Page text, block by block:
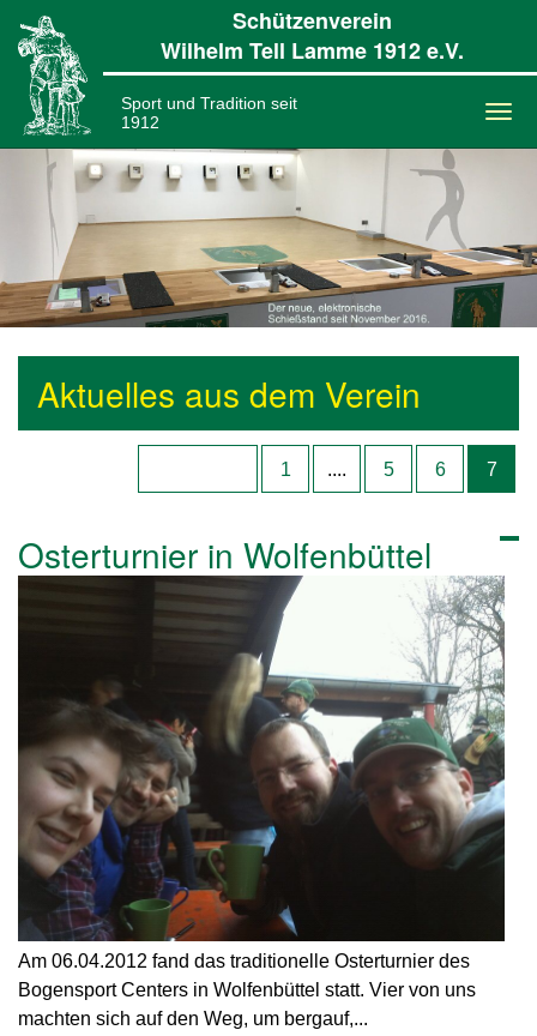
Schützenverein
Wilhelm Tell Lamme 1912 e.V.
Sport und Tradition seit
1912
Aktuelles aus dem Verein
1 .... 5 6 7
Osterturnier in Wolfenbüttel
Am 06.04.2012 fand das traditionelle Osterturnier des
Bogensport Centers in Wolfenbüttel statt. Vier von uns
machten sich auf den Weg, um bergauf,...